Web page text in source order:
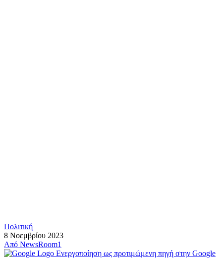
Πολιτική
8 Νοεμβρίου 2023
Από NewsRoom1
Ενεργοποίηση ως προτιμώμενη πηγή στην Google